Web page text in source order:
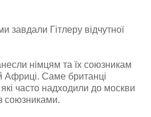
завдали Гітлеру відчутної
німцям та їх союзникам
Африці. Саме британці
часто надходили до москви
союзниками.